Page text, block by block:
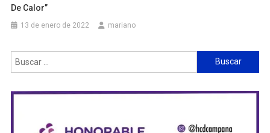
De Calor”
13 de enero de 2022 mariano
Buscar: